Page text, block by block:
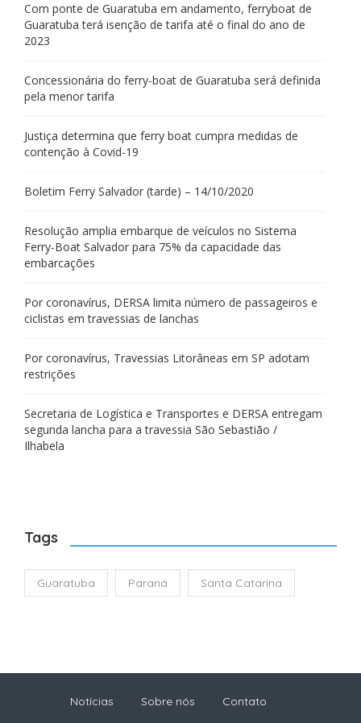
Com ponte de Guaratuba em andamento, ferryboat de
Guaratuba terá isenção de tarifa até o final do ano de
2023
Concessionária do ferry-boat de Guaratuba será definida
pela menor tarifa
Justiça determina que ferry boat cumpra medidas de
contenção à Covid-19
Boletim Ferry Salvador (tarde) – 14/10/2020
Resolução amplia embarque de veículos no Sistema
Ferry-Boat Salvador para 75% da capacidade das
embarcações
Por coronavírus, DERSA limita número de passageiros e
ciclistas em travessias de lanchas
Por coronavírus, Travessias Litorâneas em SP adotam
restrições
Secretaria de Logística e Transportes e DERSA entregam
segunda lancha para a travessia São Sebastião /
Ilhabela
Tags
Guaratuba Paraná Santa Catarina
Notícias Sobre nós Contato